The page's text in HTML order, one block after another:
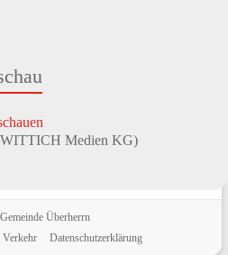
Medien KG)
Überherrn
Datenschutzerklärung